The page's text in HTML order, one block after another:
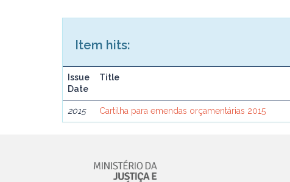
Item hits:
Issue
Date
Title
2015 Cartilha para emendas orçamentárias 2015